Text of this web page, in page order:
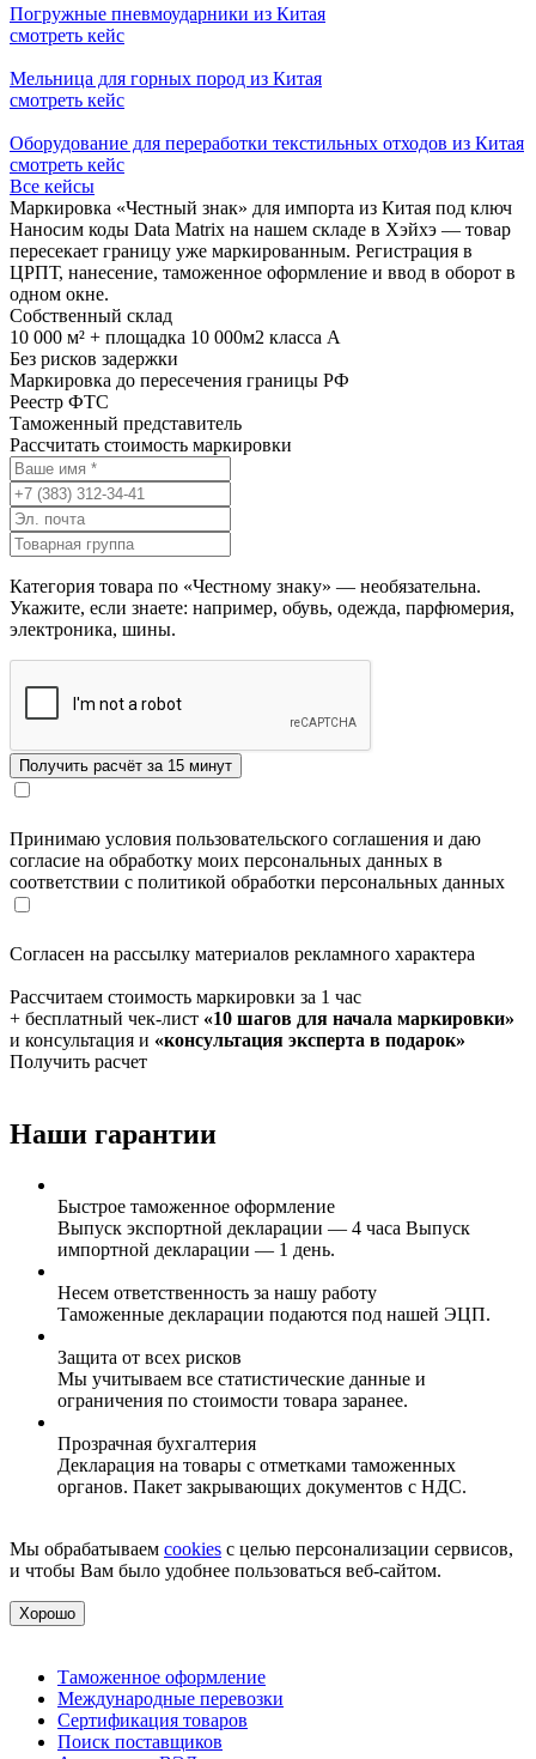
Погружные пневмоударники из Китая
смотреть кейс
Мельница для горных пород из Китая
смотреть кейс
Оборудование для переработки текстильных отходов из Китая
смотреть кейс
Все кейсы
Маркировка «Честный знак» для импорта из Китая под ключ
Наносим коды Data Matrix на нашем складе в Хэйхэ — товар
пересекает границу уже маркированным. Регистрация в
ЦРПТ, нанесение, таможенное оформление и ввод в оборот в
одном окне.
Собственный склад
10 000 м² + площадка 10 000м2 класса А
Без рисков задержки
Маркировка до пересечения границы РФ
Реестр ФТС
Таможенный представитель
Рассчитать стоимость маркировки
Категория товара по «Честному знаку» — необязательна.
Укажите, если знаете: например, обувь, одежда, парфюмерия,
электроника, шины.
Принимаю условия пользовательского соглашения и даю
согласие на обработку моих персональных данных в
соответствии с политикой обработки персональных данных
Согласен на рассылку материалов рекламного характера
Рассчитаем стоимость маркировки за 1 час
+ бесплатный чек-лист «10 шагов для начала маркировки»
и консультация и «консультация эксперта в подарок»
Получить расчет
Наши гарантии
Быстрое таможенное оформление
Выпуск экспортной декларации — 4 часа Выпуск
импортной декларации — 1 день.
Несем ответственность за нашу работу
Таможенные декларации подаются под нашей ЭЦП.
Защита от всех рисков
Мы учитываем все статистические данные и
ограничения по стоимости товара заранее.
Прозрачная бухгалтерия
Декларация на товары с отметками таможенных
органов. Пакет закрывающих документов с НДС.
Мы обрабатываем cookies с целью персонализации сервисов,
и чтобы Вам было удобнее пользоваться веб-сайтом.
Хорошо
Таможенное оформление
Международные перевозки
Сертификация товаров
Поиск поставщиков